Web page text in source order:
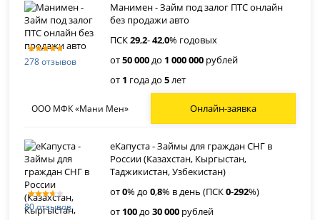
278 отзывов
Манимен - Займ под залог ПТС онлайн
без продажи авто
ПСК29,2-42,0% годовых
от50 000до 1 000 000 рублей
от 1 года до5лет
ООО МФК «Мани Мен» Онлайн-заявка
80 отзывов
еКапуста - Займы для граждан СНГ в
России (Казахстан, Кыргыстан,
Таджикистан, Узбекистан)
от0% до0,8% в день (ПСК0-292%)
от 100до30 000 рублей